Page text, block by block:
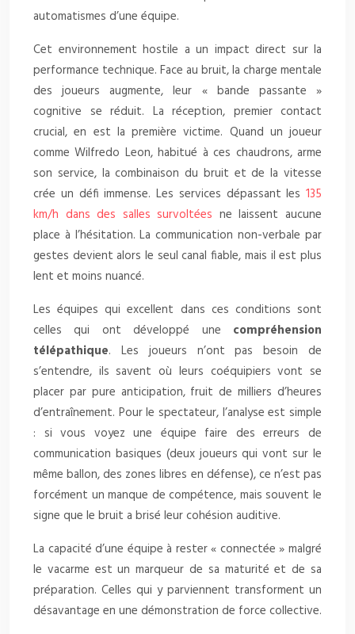
automatismes d’une équipe.
Cet environnement hostile a un impact direct sur la
performance technique. Face au bruit, la charge mentale
des joueurs augmente, leur « bande passante »
cognitive se réduit. La réception, premier contact
crucial, en est la première victime. Quand un joueur
comme Wilfredo Leon, habitué à ces chaudrons, arme
son service, la combinaison du bruit et de la vitesse
crée un défi immense. Les services dépassant les 135
km/h dans des salles survoltées ne laissent aucune
place à l’hésitation. La communication non-verbale par
gestes devient alors le seul canal fiable, mais il est plus
lent et moins nuancé.
Les équipes qui excellent dans ces conditions sont
celles qui ont développé une compréhension
télépathique. Les joueurs n’ont pas besoin de
s’entendre, ils savent où leurs coéquipiers vont se
placer par pure anticipation, fruit de milliers d’heures
d’entraînement. Pour le spectateur, l’analyse est simple
: si vous voyez une équipe faire des erreurs de
communication basiques (deux joueurs qui vont sur le
même ballon, des zones libres en défense), ce n’est pas
forcément un manque de compétence, mais souvent le
signe que le bruit a brisé leur cohésion auditive.
La capacité d’une équipe à rester « connectée » malgré
le vacarme est un marqueur de sa maturité et de sa
préparation. Celles qui y parviennent transforment un
désavantage en une démonstration de force collective.